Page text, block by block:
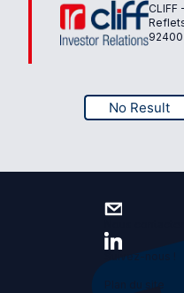
CLIFF
No Result